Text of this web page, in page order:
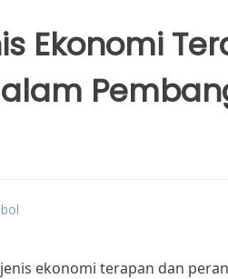
Ekonomi
ekonomi terapan dan